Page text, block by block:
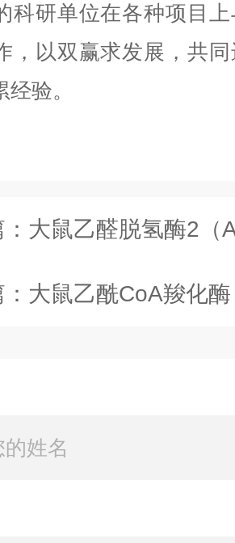
科研单位在各种项目
，以双赢求发展，共
验。
大鼠乙醛脱氢酶2（
大鼠乙酰CoA羧化酶（